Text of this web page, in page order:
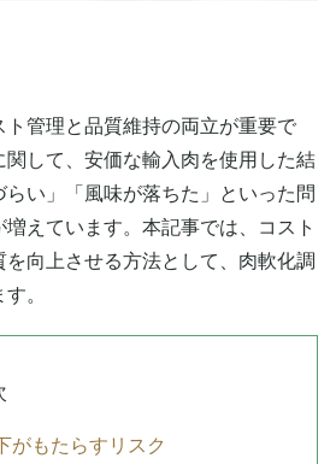
管理と品質維持の両立が重要で
して、安価な輸入肉を使用した結
い」「風味が落ちた」といった問
えています。本記事では、コスト
向上させる方法として、肉軟化調
。
がもたらすリスク